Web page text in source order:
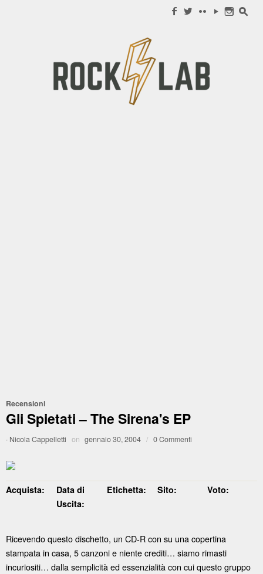
f w c y n s
Recensioni
Gli Spietati – The Sirena's EP
· Nicola Cappelletti on gennaio 30, 2004 / 0 Commenti
Acquista:
Data di
Uscita:
Etichetta: Sito: Voto:
Ricevendo questo dischetto, un CD-R con su una copertina
stampata in casa, 5 canzoni e niente crediti… siamo rimasti
incuriositi… dalla semplicità ed essenzialità con cui questo gruppo